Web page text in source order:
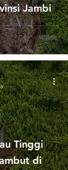
Jambi
Tinggi
di